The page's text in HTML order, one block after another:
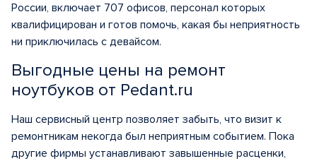
России, включает 707 офисов, персонал которых
квалифицирован и готов помочь, какая бы неприятность
ни приключилась с девайсом.
Выгодные цены на ремонт
ноутбуков от Pedant.ru
Наш сервисный центр позволяет забыть, что визит к
ремонтникам некогда был неприятным событием. Пока
другие фирмы устанавливают завышенные расценки,